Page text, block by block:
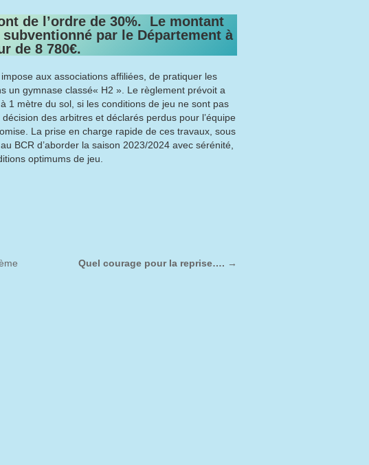
de l’ordre de 30%. Le montant
subventionné par le Département à
de 8 780€.
aux associations affiliées, de pratiquer les
un gymnase classé« H2 ». Le règlement prévoit a
1 mètre du sol, si les conditions de jeu ne sont pas
des arbitres et déclarés perdus pour l’équipe
La prise en charge rapide de ces travaux, sous
BCR d’aborder la saison 2023/2024 avec sérénité,
optimums de jeu.
Quel courage pour la reprise…. →